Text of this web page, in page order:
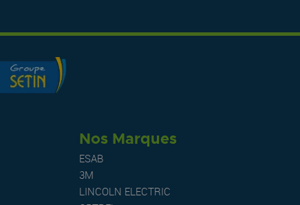
Nos Marques
ESAB
3M
LINCOLN ELECTRIC